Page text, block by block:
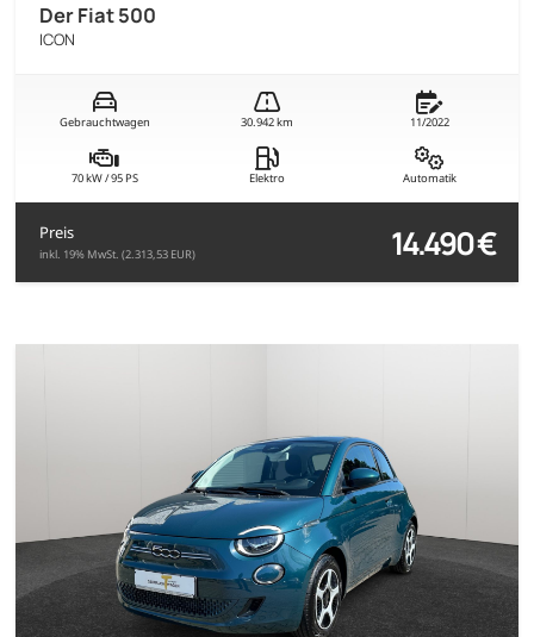
Der Fiat 500
ICON
Gebrauchtwagen 30.942 km 11/2022
70 kW / 95 PS Elektro Automatik
Preis
inkl. 19% MwSt. (2.313,53 EUR) 14.490 €